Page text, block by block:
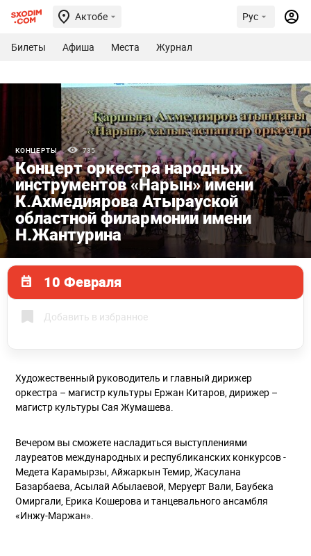
Актобе Рус
Билеты Афиша Места Журнал
КОНЦЕРТЫ 735
Концерт оркестра народных
инструментов «Нарын» имени
К.Ахмедиярова Атырауской
областной филармонии имени
Н.Жантурина
10 Февраля
Добавить в избранное
Художественный руководитель и главный дирижер
оркестра – магистр культуры Ержан Китаров, дирижер –
магистр культуры Сая Жумашева.
Вечером вы сможете насладиться выступлениями
лауреатов международных и республиканских конкурсов -
Медета Карамырзы, Айжаркын Темир, Жасулана
Базарбаева, Асылай Абылаевой, Меруерт Вали, Баубека
Омиргали, Ерика Кошерова и танцевального ансамбля
«Инжу-Маржан».